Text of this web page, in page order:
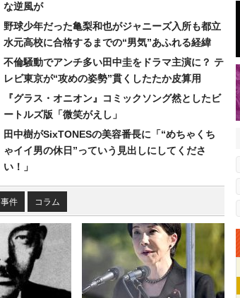
な逆風が
野球少年だった亀梨和也がジャニーズ入所も都立
水元高校に合格するまでの“男気”あふれる経緯
不倫騒動でアンチ多い田中圭をドラマ主演に？ テ
レビ東京が“攻めの姿勢”貫くしたたか皮算用
『グラス・オニオン』コミックソング然としたビ
ートルズ版「微笑がえし」
田中樹がSixTONESの美容番長に「“めちゃくち
ゃイイ男の休日”っていう見出しにしてくださ
い！」
事件 コラム